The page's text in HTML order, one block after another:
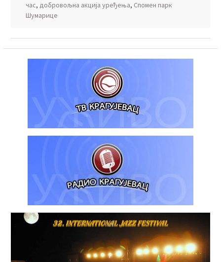
час, добровољнa акцијa уређења, Спомен парк
Шумарице